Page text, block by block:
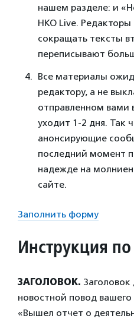
нашем разделе: и
НКО Live. Редакторы
сокращать тексты
переписывают
Все материалы
редактору, а не
отправленном вами
уходит 1-2 дня. Так
анонсирующие
последний момент
надежде на
сайте.
Заполнить форму
Инструкция
ЗАГОЛОВОК.
новостной повод
«Вышел отчет о